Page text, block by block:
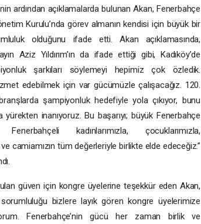
ardından açıklamalarda bulunan Akan, Fenerbahçe
Kurulu’nda görev almanın kendisi için büyük bir
olduğunu ifade etti. Akan açıklamasında,
Aziz Yıldırım’ın da ifade ettiği gibi, Kadıköy’de
şarkıları söylemeyi hepimiz çok özledik.
edebilmek için var gücümüzle çalışacağız. 120.
şampiyonluk hedefiyle yola çıkıyor, bunu
yürekten inanıyoruz. Bu başarıyı; büyük Fenerbahçe
Fenerbahçeli kadınlarımızla, çocuklarımızla,
camiamızın tüm değerleriyle birlikte elde edeceğiz.”
güven için kongre üyelerine teşekkür eden Akan,
bizlere layık gören kongre üyelerimize
Fenerbahçe’nin gücü her zaman birlik ve